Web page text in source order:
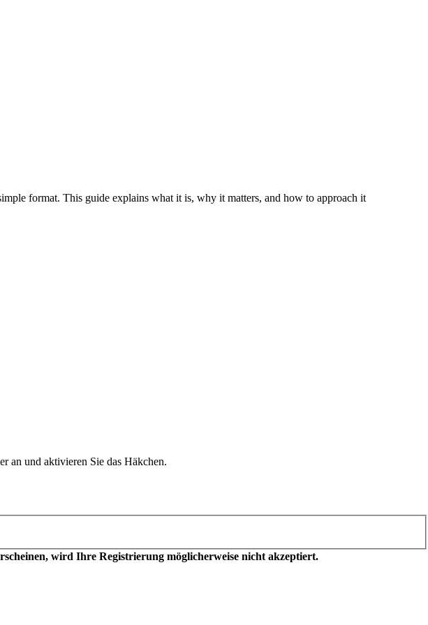
format. This guide explains what it is, why it matters, and how to approach it
an und aktivieren Sie das Häkchen.
wird Ihre Registrierung möglicherweise nicht akzeptiert.